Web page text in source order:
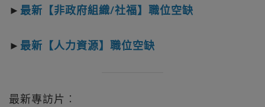
► 最新【非政府組織/社福】職位空缺
► 最新【人力資源】職位空缺
最新專訪片︰